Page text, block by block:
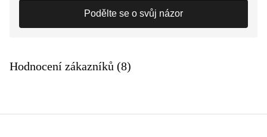
Podělte se o svůj názor
Hodnocení zákazníků (8)